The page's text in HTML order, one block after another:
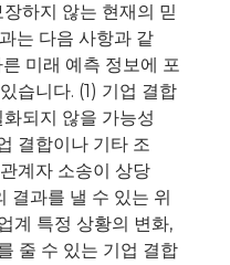
하지 않는 현재의 믿
는 다음 사항과 같
미래 예측 정보에 포
습니다. (1) 기업 결합
되지 않을 가능성
결합이나 기타 조
계자 소송이 상당
결과를 낼 수 있는 위
계 특정 상황의 변화,
줄 수 있는 기업 결합